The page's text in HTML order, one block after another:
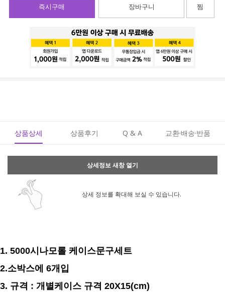
즉시구매 장바구니 찜
상품상세 상품후기 Q & A 교환·배송·반품
상세정보 새창 열기
상세 정보를 확대해 보실 수 있습니다.
1. 5000시나모롤 케이스문구세트
2.소박스에 6개입
3. 규격 : 개별케이스 규격 20X15(cm)